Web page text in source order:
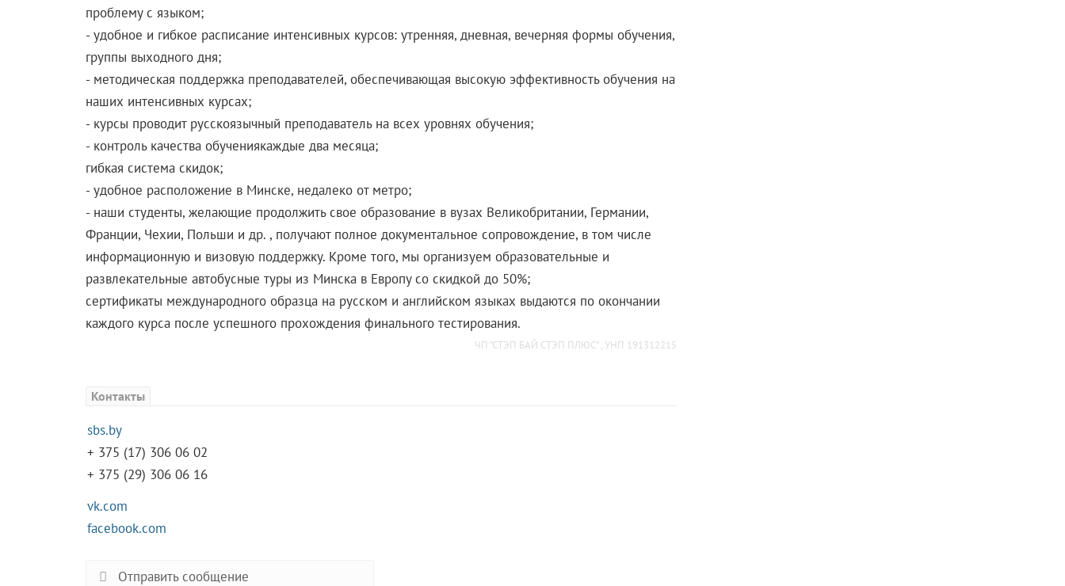
проблему с языком;
- удобное и гибкое расписание интенсивных курсов: утренняя, дневная, вечерняя формы обучения,
группы выходного дня;
- методическая поддержка преподавателей, обеспечивающая высокую эффективность обучения на
наших интенсивных курсах;
- курсы проводит русскоязычный преподаватель на всех уровнях обучения;
- контроль качества обучениякаждые два месяца;
гибкая система скидок;
- удобное расположение в Минске, недалеко от метро;
- наши студенты, желающие продолжить свое образование в вузах Великобритании, Германии,
Франции, Чехии, Польши и др. , получают полное документальное сопровождение, в том числе
информационную и визовую поддержку. Кроме того, мы организуем образовательные и
развлекательные автобусные туры из Минска в Европу со скидкой до 50%;
сертификаты международного образца на русском и английском языках выдаются по окончании
каждого курса после успешного прохождения финального тестирования.
ЧП "СТЭП БАЙ СТЭП ПЛЮС" , УНП 191312215
Контакты
sbs.by
+ 375 (17) 306 06 02
+ 375 (29) 306 06 16
vk.com
facebook.com
Отправить сообщение